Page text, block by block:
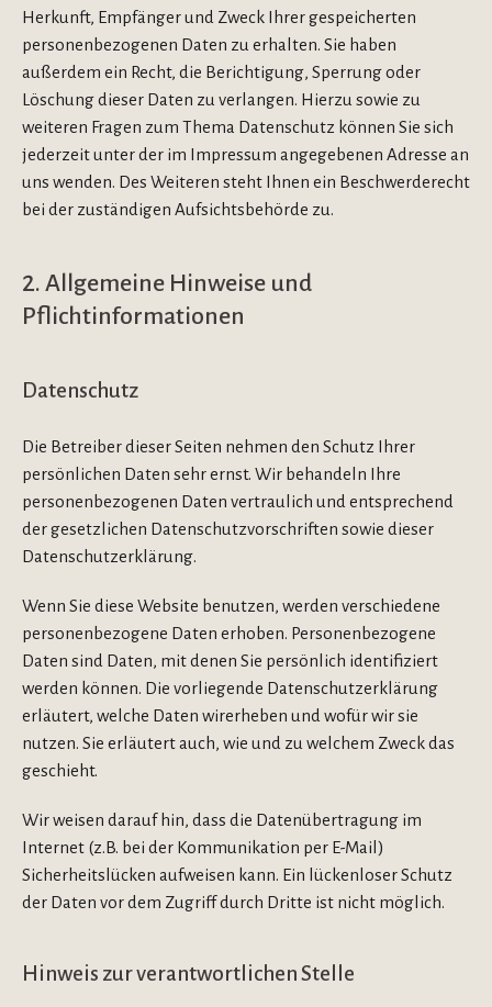
Herkunft, Empfänger und Zweck Ihrer gespeicherten
personenbezogenen Daten zu erhalten. Sie haben
außerdem ein Recht, die Berichtigung, Sperrung oder
Löschung dieser Daten zu verlangen. Hierzu sowie zu
weiteren Fragen zum Thema Datenschutz können Sie sich
jederzeit unter der im Impressum angegebenen Adresse an
uns wenden. Des Weiteren steht Ihnen ein Beschwerderecht
bei der zuständigen Aufsichtsbehörde zu.
2. Allgemeine Hinweise und
Pflichtinformationen
Datenschutz
Die Betreiber dieser Seiten nehmen den Schutz Ihrer
persönlichen Daten sehr ernst. Wir behandeln Ihre
personenbezogenen Daten vertraulich und entsprechend
der gesetzlichen Datenschutzvorschriften sowie dieser
Datenschutzerklärung.
Wenn Sie diese Website benutzen, werden verschiedene
personenbezogene Daten erhoben. Personenbezogene
Daten sind Daten, mit denen Sie persönlich identifiziert
werden können. Die vorliegende Datenschutzerklärung
erläutert, welche Daten wirerheben und wofür wir sie
nutzen. Sie erläutert auch, wie und zu welchem Zweck das
geschieht.
Wir weisen darauf hin, dass die Datenübertragung im
Internet (z.B. bei der Kommunikation per E-Mail)
Sicherheitslücken aufweisen kann. Ein lückenloser Schutz
der Daten vor dem Zugriff durch Dritte ist nicht möglich.
Hinweis zur verantwortlichen Stelle